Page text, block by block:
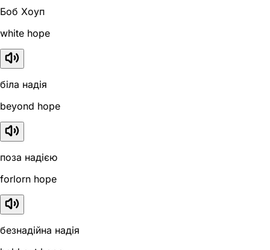
Боб Хоуп
white hope
біла надія
beyond hope
поза надією
forlorn hope
безнадійна надія